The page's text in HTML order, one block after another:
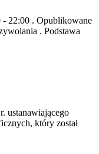
- 22:00 . Opublikowane
. Podstawa
ustanawiającego
który został